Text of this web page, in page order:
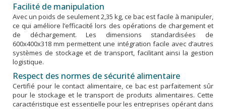
Facilité de manipulation
Avec un poids de seulement 2,35 kg, ce bac est facile à manipuler,
ce qui améliore l’efficacité lors des opérations de chargement et
de déchargement. Les dimensions standardisées de
600x400x318 mm permettent une intégration facile avec d’autres
systèmes de stockage et de transport, facilitant ainsi la gestion
logistique.
Respect des normes de sécurité alimentaire
Certifié pour le contact alimentaire, ce bac est parfaitement sûr
pour le stockage et le transport de produits alimentaires. Cette
caractéristique est essentielle pour les entreprises opérant dans